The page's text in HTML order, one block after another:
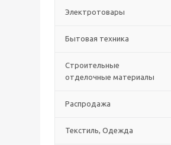
Электротовары
Бытовая техника
Строительные
отделочные материалы
Распродажа
Текстиль, Одежда